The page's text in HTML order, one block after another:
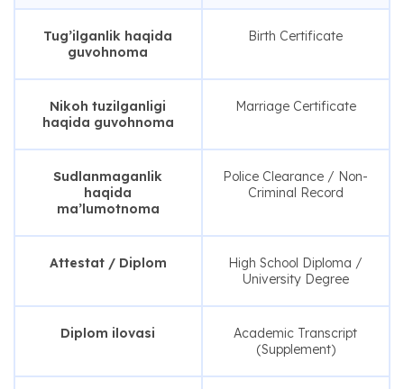
Tug’ilganlik haqida
guvohnoma
Birth Certificate
Nikoh tuzilganligi
haqida guvohnoma
Marriage Certificate
Sudlanmaganlik
haqida
ma’lumotnoma
Police Clearance / Non-
Criminal Record
Attestat / Diplom
High School Diploma /
University Degree
Diplom ilovasi
Academic Transcript
(Supplement)